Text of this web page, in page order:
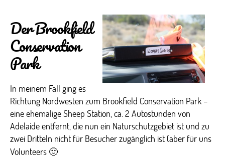
Der Brookfield
Conservation
Park
In meinem Fall ging es
Richtung Nordwesten zum Brookfield Conservation Park –
eine ehemalige Sheep Station, ca. 2 Autostunden von
Adelaide entfernt, die nun ein Naturschutzgebiet ist und zu
zwei Dritteln nicht für Besucher zugänglich ist (aber für uns
Volunteers 🙂